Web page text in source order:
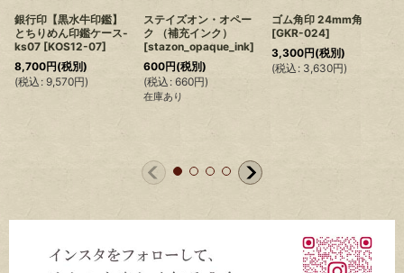
銀行印【黒水牛印鑑】
とちりめん印鑑ケース-
ks07 [KOS12-07]
8,700円(税別)
(税込 : 9,570円)
ステイズオン・オペー
ク （補充インク）
[stazon_opaque_ink]
600円(税別)
(税込 : 660円)
在庫あり
ゴム角印 24mm角
[GKR-024]
3,300円(税別)
(税込 : 3,630円)